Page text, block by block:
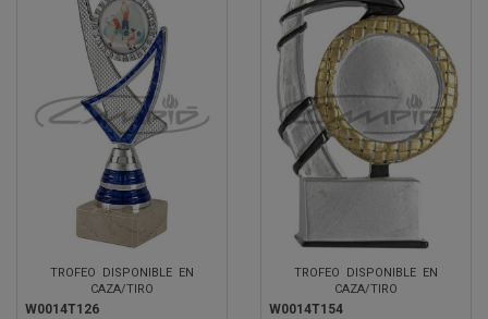
TROFEO DISPONIBLE EN
CAZA/TIRO
W0014T126
TROFEO DISPONIBLE EN
CAZA/TIRO
W0014T154